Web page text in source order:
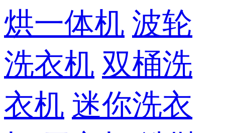
烘一体机 波轮
洗衣机 双桶洗
衣机 迷你洗衣